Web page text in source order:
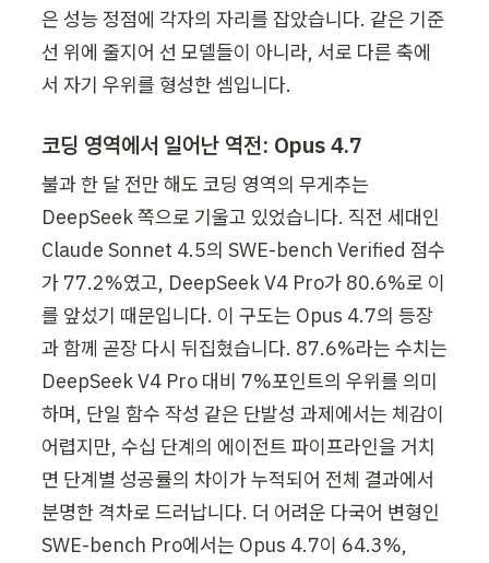
은 성능 정점에 각자의 자리를 잡았습니다. 같은 기준
선 위에 줄지어 선 모델들이 아니라, 서로 다른 축에
서 자기 우위를 형성한 셈입니다.
코딩 영역에서 일어난 역전: Opus 4.7
불과 한 달 전만 해도 코딩 영역의 무게추는
DeepSeek 쪽으로 기울고 있었습니다. 직전 세대인
Claude Sonnet 4.5의 SWE-bench Verified 점수
가 77.2%였고, DeepSeek V4 Pro가 80.6%로 이
를 앞섰기 때문입니다. 이 구도는 Opus 4.7의 등장
과 함께 곧장 다시 뒤집혔습니다. 87.6%라는 수치는
DeepSeek V4 Pro 대비 7%포인트의 우위를 의미
하며, 단일 함수 작성 같은 단발성 과제에서는 체감이
어렵지만, 수십 단계의 에이전트 파이프라인을 거치
면 단계별 성공률의 차이가 누적되어 전체 결과에서
분명한 격차로 드러납니다. 더 어려운 다국어 변형인
SWE-bench Pro에서는 Opus 4.7이 64.3%,